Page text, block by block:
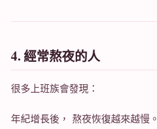
4. 經常熬夜的人
很多上班族會發現：
年紀增長後， 熬夜恢復越來越慢。